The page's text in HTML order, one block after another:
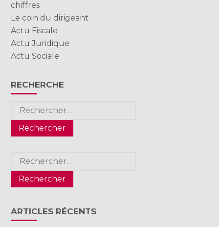
chiffres
Le coin du dirigeant
Actu Fiscale
Actu Juridique
Actu Sociale
RECHERCHE
Rechercher :
Rechercher :
ARTICLES RÉCENTS